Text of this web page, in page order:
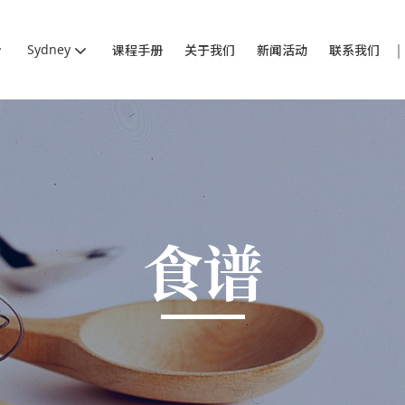
Sydney 课程手册 关于我们 新闻活动 联系我们
食谱